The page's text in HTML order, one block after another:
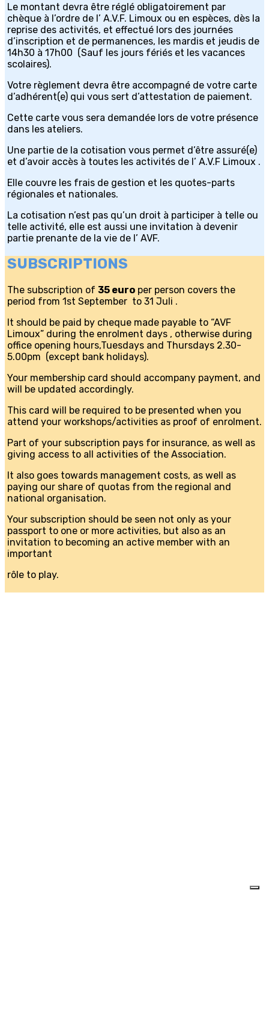
Le montant devra être réglé obligatoirement par
chèque à l’ordre de l’ A.V.F. Limoux ou en espèces, dès la
reprise des activités, et effectué lors des journées
d’inscription et de permanences, les mardis et jeudis de
14h30 à 17h00 (Sauf les jours fériés et les vacances
scolaires).
Votre règlement devra être accompagné de votre carte
d’adhérent(e) qui vous sert d’attestation de paiement.
Cette carte vous sera demandée lors de votre présence
dans les ateliers.
Une partie de la cotisation vous permet d’être assuré(e)
et d’avoir accès à toutes les activités de l’ A.V.F Limoux .
Elle couvre les frais de gestion et les quotes-parts
régionales et nationales.
La cotisation n’est pas qu’un droit à participer à telle ou
telle activité, elle est aussi une invitation à devenir
partie prenante de la vie de l’ AVF.
SUBSCRIPTIONS
The subscription of 35 euro per person covers the
period from 1st September to 31 Juli .
It should be paid by cheque made payable to “AVF
Limoux” during the enrolment days , otherwise during
office opening hours,Tuesdays and Thursdays 2.30-
5.00pm (except bank holidays).
Your membership card should accompany payment, and
will be updated accordingly.
This card will be required to be presented when you
attend your workshops/activities as proof of enrolment.
Part of your subscription pays for insurance, as well as
giving access to all activities of the Association.
It also goes towards management costs, as well as
paying our share of quotas from the regional and
national organisation.
Your subscription should be seen not only as your
passport to one or more activities, but also as an
invitation to becoming an active member with an
important
rôle to play.